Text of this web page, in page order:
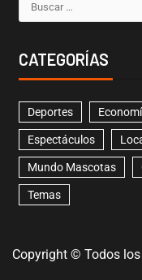
CATEGORÍAS
Deportes
Espectáculos
Mundo Mascotas
Temas
Copyright © Todos